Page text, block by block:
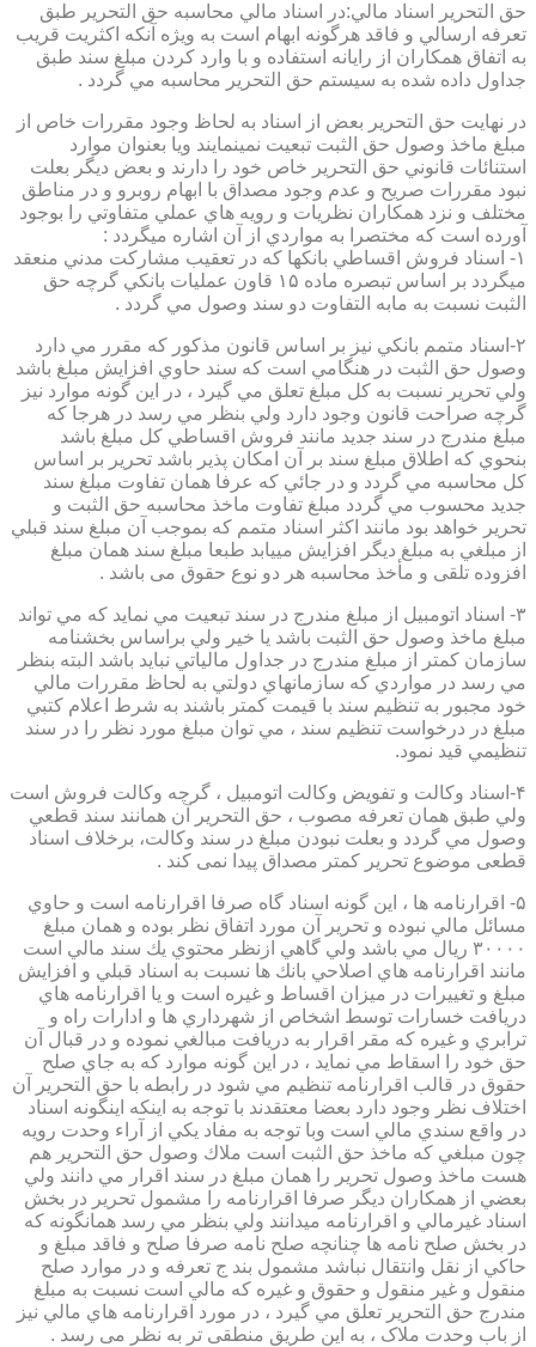
حق التحرير اسناد مالي:در اسناد مالي محاسبه حق التحرير طبق
تعرفه ارسالي و فاقد هرگونه ابهام است به ويژه آنكه اكثريت قريب
به اتفاق همكاران از رايانه استفاده و با وارد كردن مبلغ سند طبق
جداول داده شده به سيستم حق التحرير محاسبه مي گردد .
در نهايت حق التحرير بعض از اسناد به لحاظ وجود مقررات خاص از
مبلغ ماخذ وصول حق الثبت تبعيت نمينمايند ويا بعنوان موارد
استنائات قانوني حق التحرير خاص خود را دارند و بعض ديگر بعلت
نبود مقررات صريح و عدم وجود مصداق با ابهام روبرو و در مناطق
مختلف و نزد همكاران نظريات و رويه هاي عملي متفاوتي را بوجود
آورده است كه مختصرا به مواردي از آن اشاره ميگردد :
۱- اسناد فروش اقساطي بانكها كه در تعقيب مشاركت مدني منعقد
ميگردد بر اساس تبصره ماده ۱۵ قاون عمليات بانكي گرچه حق
الثبت نسبت به مابه التفاوت دو سند وصول مي گردد .
۲-اسناد متمم بانكي نيز بر اساس قانون مذكور كه مقرر مي دارد
وصول حق الثبت در هنگامي است كه سند حاوي افزايش مبلغ باشد
ولي تحرير نسبت به كل مبلغ تعلق مي گيرد ، در اين گونه موارد نيز
گرچه صراحت قانون وجود دارد ولي بنظر مي رسد در هرجا كه
مبلغ مندرج در سند جديد مانند فروش اقساطي كل مبلغ باشد
بنحوي كه اطلاق مبلغ سند بر آن امكان پذير باشد تحرير بر اساس
كل محاسبه مي گردد و در جائي كه عرفا همان تفاوت مبلغ سند
جديد محسوب مي گردد مبلغ تفاوت ماخذ محاسبه حق الثبت و
تحرير خواهد بود مانند اكثر اسناد متمم كه بموجب آن مبلغ سند قبلي
از مبلغي به مبلغ ديگر افزايش مييابد طبعا مبلغ سند همان مبلغ
افزوده تلقی و مأخذ محاسبه هر دو نوع حقوق می باشد .
۳- اسناد اتومبيل از مبلغ مندرج در سند تبعيت مي نمايد كه مي تواند
مبلغ ماخذ وصول حق الثبت باشد يا خير ولي براساس بخشنامه
سازمان كمتر از مبلغ مندرج در جداول مالياتي نبايد باشد البته بنظر
مي رسد در مواردي كه سازمانهاي دولتي به لحاظ مقررات مالي
خود مجبور به تنظيم سند با قيمت كمتر باشند به شرط اعلام كتبي
مبلغ در درخواست تنظيم سند ، مي توان مبلغ مورد نظر را در سند
تنظيمي قيد نمود.
۴-اسناد وكالت و تفويض وكالت اتومبيل ، گرچه وكالت فروش است
ولي طبق همان تعرفه مصوب ، حق التحرير آن همانند سند قطعي
وصول مي گردد و بعلت نبودن مبلغ در سند وكالت، برخلاف اسناد
قطعی موضوع تحریر کمتر مصداق پیدا نمی کند .
۵- اقرارنامه ها ، اين گونه اسناد گاه صرفا اقرارنامه است و حاوي
مسائل مالي نبوده و تحرير آن مورد اتفاق نظر بوده و همان مبلغ
۳۰۰۰۰ ريال مي باشد ولي گاهي ازنظر محتوي يك سند مالي است
مانند اقرارنامه هاي اصلاحي بانك ها نسبت به اسناد قبلي و افزايش
مبلغ و تغييرات در ميزان اقساط و غيره است و يا اقرارنامه هاي
دريافت خسارات توسط اشخاص از شهرداري ها و ادارات راه و
ترابري و غيره كه مقر اقرار به دريافت مبالغي نموده و در قبال آن
حق خود را اسقاط مي نمايد ، در اين گونه موارد كه به جاي صلح
حقوق در قالب اقرارنامه تنظيم مي شود در رابطه با حق التحرير آن
اختلاف نظر وجود دارد بعضا معتقدند با توجه به اينكه اينگونه اسناد
در واقع سندي مالي است وبا توجه به مفاد يكي از آراء وحدت رويه
چون مبلغي كه ماخذ حق الثبت است ملاك وصول حق التحرير هم
هست ماخذ وصول تحرير را همان مبلغ در سند اقرار مي دانند ولي
بعضي از همكاران ديگر صرفا اقرارنامه را مشمول تحرير در بخش
اسناد غيرمالي و اقرارنامه ميدانند ولي بنظر مي رسد همانگونه كه
در بخش صلح نامه ها چنانچه صلح نامه صرفا صلح و فاقد مبلغ و
حاكي از نقل وانتقال نباشد مشمول بند ج تعرفه و در موارد صلح
منقول و غير منقول و حقوق و غيره كه مالي است نسبت به مبلغ
مندرج حق التحرير تعلق مي گيرد ، در مورد اقرارنامه هاي مالي نيز
از باب وحدت ملاک ، به این طریق منطقی تر به نظر می رسد .